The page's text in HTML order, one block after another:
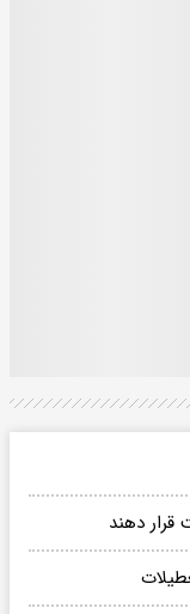
قرار دهند